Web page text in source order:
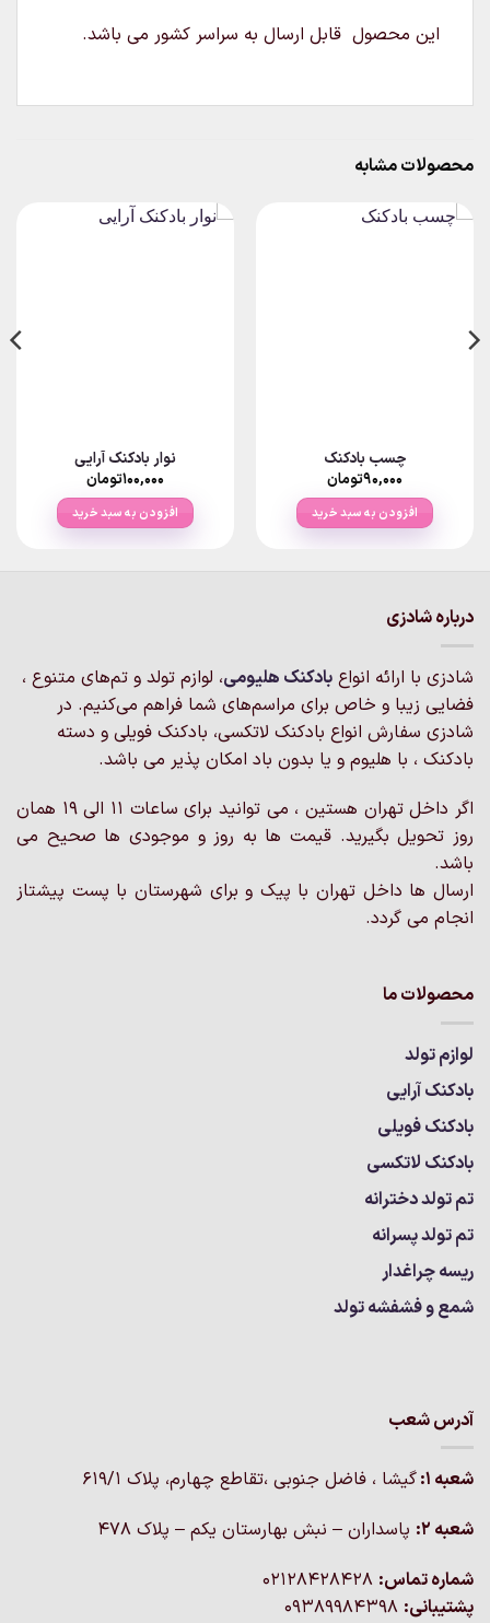
این محصول قابل ارسال به سراسر کشور می باشد.
محصولات مشابه
چسب بادکنک
۹۰,۰۰۰تومان
افزودن به سبد خرید
نوار بادکنک آرایی
۱۰۰,۰۰۰تومان
افزودن به سبد خرید
درباره شادزی
شادزی با ارائه انواع بادکنک‌ هلیومی، لوازم تولد و تم‌های متنوع ،
فضایی زیبا و خاص برای مراسم‌های شما فراهم می‌کنیم. در
شادزی سفارش انواع بادکنک لاتکسی، بادکنک فویلی و دسته
بادکنک ، با هلیوم و یا بدون باد امکان پذیر می باشد.
اگر داخل تهران هستین ، می توانید برای ساعات 11 الی 19 همان
روز تحویل بگیرید. قیمت ها به روز و موجودی ها صحیح می
باشد.
ارسال ها داخل تهران با پیک و برای شهرستان با پست پیشتاز
انجام می گردد.
محصولات ما
لوازم تولد
بادکنک آرایی
بادکنک فویلی
بادکنک لاتکسی
تم تولد دخترانه
تم تولد پسرانه
ریسه چراغدار
شمع و فشفشه تولد
آدرس شعب
شعبه 1:
گيشا ، فاضل جنوبی ،تقاطع چهارم، پلاک 619/1
شعبه 2:
پاسداران – نبش بهارستان یکم – پلاک ۴۷۸
شماره تماس:
پشتیبانی: